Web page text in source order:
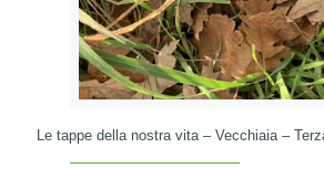
Le tappe della nostra vita – Vecchiaia –